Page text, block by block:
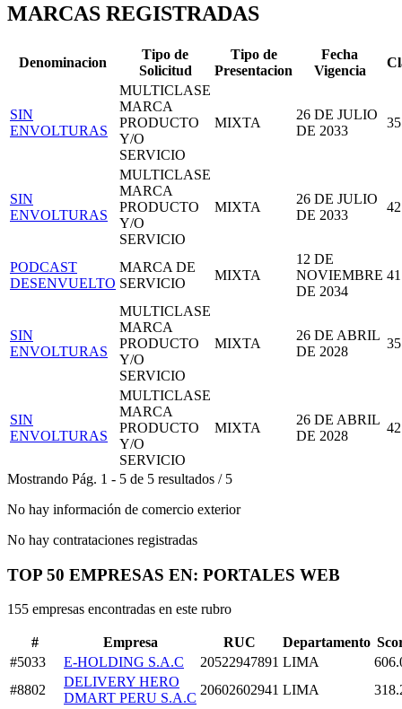
MARCAS REGISTRADAS
Denominacion
Tipo de
Solicitud
Tipo de
Presentacion
Fecha
Vigencia
SIN
ENVOLTURAS
MULTICLASE
MARCA
PRODUCTO
Y/O
SERVICIO
MIXTA
26 DE JULIO
DE 2033
35
SIN
ENVOLTURAS
MULTICLASE
MARCA
PRODUCTO
Y/O
SERVICIO
MIXTA
26 DE JULIO
DE 2033
42
PODCAST
DESENVUELTO
MARCA DE
SERVICIO
MIXTA
12 DE
NOVIEMBRE
DE 2034
41
SIN
ENVOLTURAS
MULTICLASE
MARCA
PRODUCTO
Y/O
SERVICIO
MIXTA
26 DE ABRIL
DE 2028
35
SIN
ENVOLTURAS
MULTICLASE
MARCA
PRODUCTO
Y/O
SERVICIO
MIXTA
26 DE ABRIL
DE 2028
42
Mostrando Pág. 1 - 5 de 5 resultados / 5
No hay información de comercio exterior
No hay contrataciones registradas
TOP 50 EMPRESAS EN: PORTALES WEB
155 empresas encontradas en este rubro
# Empresa RUC Departamento
#5033
E-HOLDING S.A.C 20522947891 LIMA
#8802
DELIVERY HERO
DMART PERU S.A.C
20602602941 LIMA